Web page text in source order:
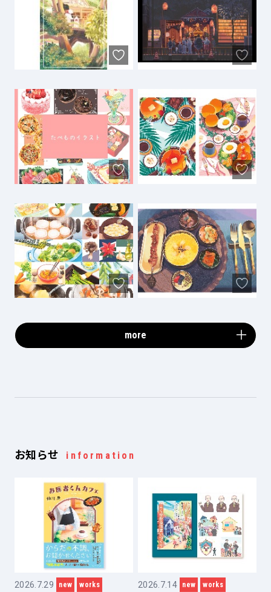
more
お知らせ information
2026.7.29 new works 2026.7.14 new works